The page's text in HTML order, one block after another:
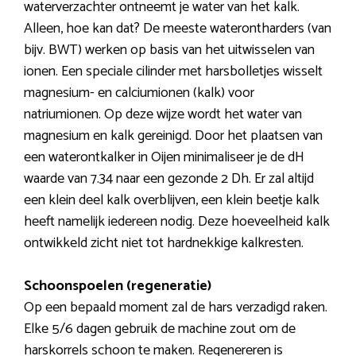
waterverzachter ontneemt je water van het kalk.
Alleen, hoe kan dat? De meeste waterontharders (van
bijv. BWT) werken op basis van het uitwisselen van
ionen. Een speciale cilinder met harsbolletjes wisselt
magnesium- en calciumionen (kalk) voor
natriumionen. Op deze wijze wordt het water van
magnesium en kalk gereinigd. Door het plaatsen van
een waterontkalker in Oijen minimaliseer je de dH
waarde van 7.34 naar een gezonde 2 Dh. Er zal altijd
een klein deel kalk overblijven, een klein beetje kalk
heeft namelijk iedereen nodig. Deze hoeveelheid kalk
ontwikkeld zicht niet tot hardnekkige kalkresten.
Schoonspoelen (regeneratie)
Op een bepaald moment zal de hars verzadigd raken.
Elke 5/6 dagen gebruik de machine zout om de
harskorrels schoon te maken. Regenereren is